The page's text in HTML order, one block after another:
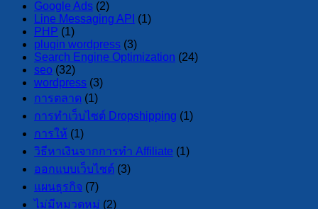
Google Ads (2)
Line Messaging API (1)
PHP (1)
plugin wordpress (3)
Search Engine Optimization (24)
seo (32)
wordpress (3)
การตลาด (1)
การทำเว็บไซต์ Dropshipping (1)
การให้ (1)
วิธีหาเงินจากการทำ Affiliate (1)
ออกแบบเว็บไซต์ (3)
แผนธุรกิจ (7)
ไม่มีหมวดหมู่ (2)